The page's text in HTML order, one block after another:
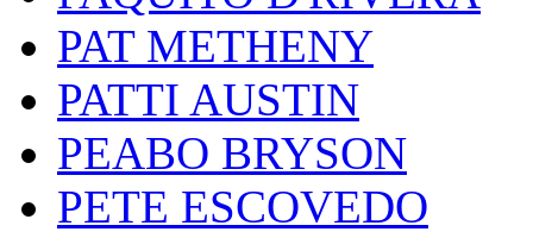
PAT METHENY
PATTI AUSTIN
PEABO BRYSON
PETE ESCOVEDO